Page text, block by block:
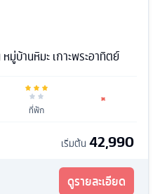
มู่บ้านหิมะ เกาะพระอาทิตย์
ที่พัก
เริ่มต้น 42,990
ดูรายละเอียด